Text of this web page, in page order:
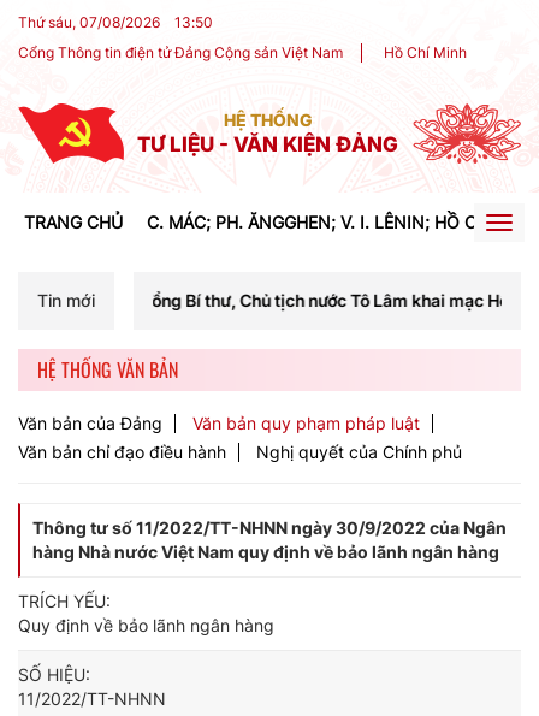
Thứ sáu, 07/08/2026 13:50
Cổng Thông tin điện tử Đảng Cộng sản Việt Nam
Hồ Chí Minh
HỆ THỐNG
TƯ LIỆU - VĂN KIỆN ĐẢNG
TRANG CHỦ C. MÁC; PH. ĂNGGHEN; V. I. LÊNIN; HỒ CHÍ
Tin mới
Bí thư, Chủ tịch nước Tô Lâm khai mạc Hội nghị Trung ương lần
HỆ THỐNG VĂN BẢN
Văn bản của Đảng
Văn bản quy phạm pháp luật
Văn bản chỉ đạo điều hành
Nghị quyết của Chính phủ
Thông tư số 11/2022/TT-NHNN ngày 30/9/2022 của Ngân
hàng Nhà nước Việt Nam quy định về bảo lãnh ngân hàng
TRÍCH YẾU:
Quy định về bảo lãnh ngân hàng
SỐ HIỆU:
11/2022/TT-NHNN